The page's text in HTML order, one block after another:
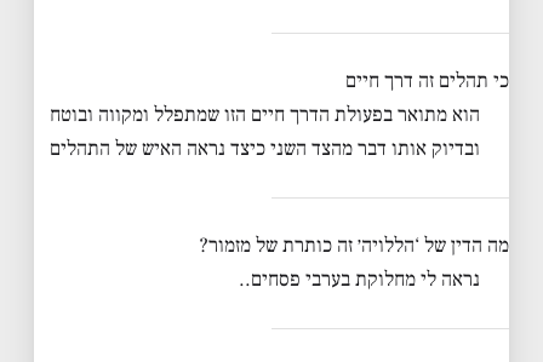
כי תהלים זה דרך חיים
הוא מתואר בפעולת הדרך חיים הזו שמתפלל ומקווה ובוטח
ובדיוק אותו דבר מהצד השני כיצד נראה האיש של התהלים
מה הדין של ‘הללויה׳ זה כותרת של מזמור?
נראה לי מחלוקת בערבי פסחים..